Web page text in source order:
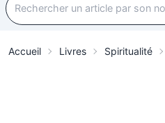
Accueil Livres Spiritualité